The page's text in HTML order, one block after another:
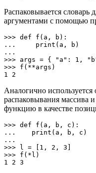
Распаковывается
аргументами с помощью
>>> def f(a, b):
...     print(a, b)
...
>>> args = { "a": 1,
>>> f(**args)
1 2
Аналогично используется
распаковывания массива
функцию в качестве
>>> def f(a, b, c):
...    print(a, b, c)
...
>>> l = [1, 2, 3]
>>> f(*l)
1 2 3